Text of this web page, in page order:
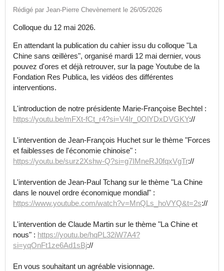
Rédigé par Jean-Pierre Chevènement le 26/05/2026
Colloque du 12 mai 2026.
En attendant la publication du cahier issu du colloque "La
Chine sans œillères", organisé mardi 12 mai dernier, vous
pouvez d'ores et déjà retrouver, sur la page Youtube de la
Fondation Res Publica, les vidéos des différentes
interventions.
L'introduction de notre présidente Marie-Françoise Bechtel :
https://youtu.be/mFXt-fCt_r4?si=V4Ir_0OlYDxDVGKY://
L'intervention de Jean-François Huchet sur le thème "Forces
et faiblesses de l'économie chinoise" :
https://youtu.be/surz2Xshw-Q?si=g7IMneRJ0fqxVgTr://
L'intervention de Jean-Paul Tchang sur le thème "La Chine
dans le nouvel ordre économique mondial" :
https://www.youtube.com/watch?v=MnQLs_hoVYQ&t=2s://
L'intervention de Claude Martin sur le thème "La Chine et
nous" : https://youtu.be/hqPL32iW7A4?
si=yqOnFt1ze6Ad1sBj://
En vous souhaitant un agréable visionnage.